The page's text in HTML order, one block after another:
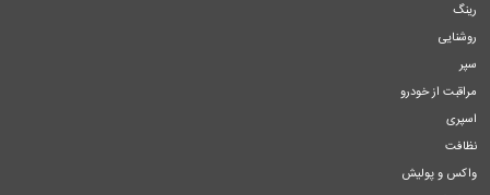
رینگ
روشنایی
سپر
مراقبت از خودرو
اسپری
نظافت
واکس و پولیش